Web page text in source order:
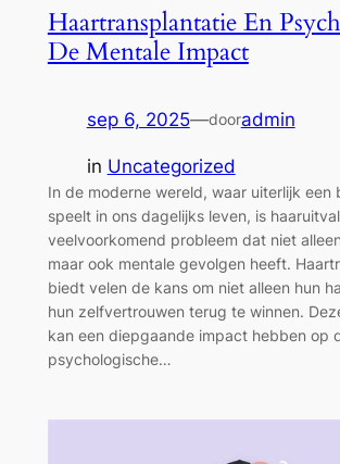
Haartransplantatie En
De Mentale Impact
sep 6, 2025—dooradmin
in Uncategorized
In de moderne wereld, waar uiterlijk een
speelt in ons dagelijks leven, is
veelvoorkomend probleem dat niet
maar ook mentale gevolgen heeft.
biedt velen de kans om niet alleen hun
hun zelfvertrouwen terug te winnen.
kan een diepgaande impact hebben op
psychologische…